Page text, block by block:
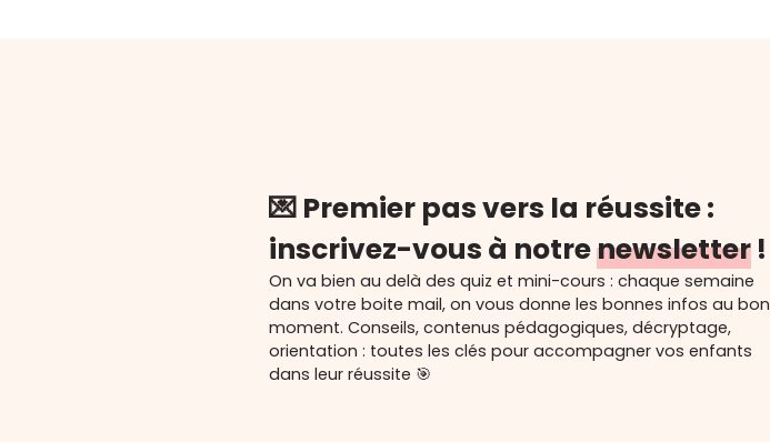
💌 Premier pas vers la réussite :
inscrivez-vous à notrenewsletter !
On va bien au delà des quiz et mini-cours : chaque semaine
dans votre boite mail, on vous donne les bonnes infos au bon
moment. Conseils, contenus pédagogiques, décryptage,
orientation : toutes les clés pour accompagner vos enfants
dans leur réussite 🎯